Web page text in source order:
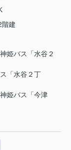
階建
姫バス「水谷２
「水谷２丁
姫バス「今津